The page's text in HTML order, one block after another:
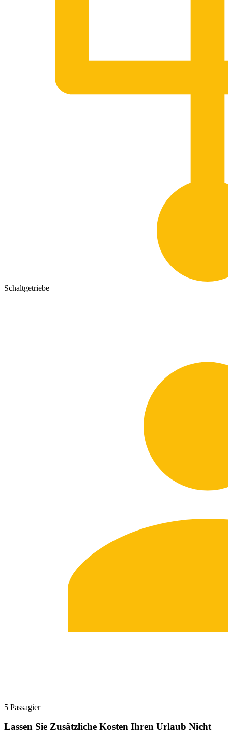
Schaltgetriebe
5 Passagier
Lassen Sie Zusätzliche Kosten Ihren Urlaub Nicht